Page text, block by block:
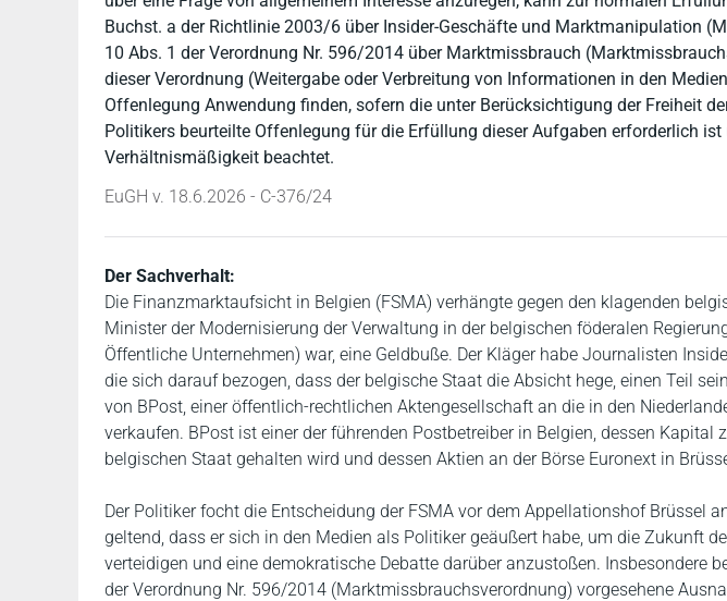
Buchst. a der Richtlinie 2003/6 über Insider-Geschäfte und Marktmanipulation
10 Abs. 1 der Verordnung Nr. 596/2014 über Marktmissbrauch
dieser Verordnung (Weitergabe oder Verbreitung von Informationen in den
Offenlegung Anwendung finden, sofern die unter Berücksichtigung der Freiheit
Politikers beurteilte Offenlegung für die Erfüllung dieser Aufgaben erforderlich ist
Verhältnismäßigkeit beachtet.
EuGH v. 18.6.2026 - C-376/24
Der Sachverhalt:
Die Finanzmarktaufsicht in Belgien (FSMA) verhängte gegen den klagenden
Minister der Modernisierung der Verwaltung in der belgischen föderalen
Öffentliche Unternehmen) war, eine Geldbuße. Der Kläger habe Journalisten
die sich darauf bezogen, dass der belgische Staat die Absicht hege, einen Teil
von BPost, einer öffentlich-rechtlichen Aktengesellschaft an die in den
verkaufen. BPost ist einer der führenden Postbetreiber in Belgien, dessen Kapital
belgischen Staat gehalten wird und dessen Aktien an der Börse Euronext in
Der Politiker focht die Entscheidung der FSMA vor dem Appellationshof Brüssel
geltend, dass er sich in den Medien als Politiker geäußert habe, um die Zukunft
verteidigen und eine demokratische Debatte darüber anzustoßen. Insbesondere
der Verordnung Nr. 596/2014 (Marktmissbrauchsverordnung) vorgesehene